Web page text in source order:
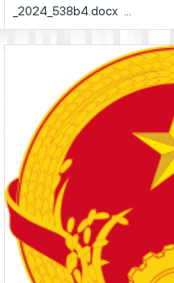
_2024_538b4.docx ...
Chuẩn bị hành trang cho trẻ vào lớp 1: Đồng hành đúng cách từ
gia đình
độ Dự án Trường TH&THCS